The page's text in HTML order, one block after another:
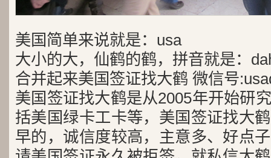
美国简单来说就是：usa
大小的大，仙鹤的鹤，拼音就是：
合并起来美国签证找大鹤 微信号
美国签证找大鹤是从2005年开始研
括美国绿卡工卡等，美国签证找大
早的，诚信度较高，主意多、好点